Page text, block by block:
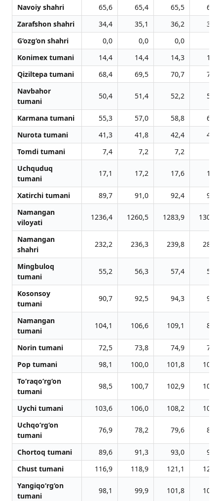
Navoiy shahri 65,6 65,4 65,5
65,9
Zarafshon shahri
34,4 35,1 36,2
37,3
G‘ozg‘on shahri
0,0 0,0 0,0
Konimex tumani
14,4 14,4 14,3
14,4
Qiziltepa tumani
68,4 69,5 70,7
71,9
Navbahor
tumani
50,4 51,4 52,2 53,1
Karmana tumani 55,3 57,0 58,8
60,5
Nurota tumani
41,3 41,8 42,4
42,8
Tomdi tumani
7,4 7,2 7,2
Uchquduq
tumani
17,1 17,2 17,6 18,0
Xatirchi tumani 89,7 91,0 92,4
93,8
Namangan
viloyati
1236,4 1260,5 1283,9 1307,5
Namangan
shahri
232,2 236,3 239,8 287,6
Mingbuloq
tumani
55,2 56,3 57,4 58,3
Kosonsoy
tumani
90,7 92,5 94,3 96,3
Namangan
tumani
104,1 106,6 109,1 81,9
Norin tumani 72,5 73,8 74,9
76,0
Pop tumani
98,1 100,0 101,8
103,5
To‘raqo‘rg‘on
tumani
98,5 100,7 102,9 105,1
Uychi tumani 103,6 106,0 108,2
100,0
Uchqo‘rg‘on
tumani
76,9 78,2 79,6 81,1
Chortoq tumani 89,6 91,3 93,0
93,7
Chust tumani
116,9 118,9 121,1
123,0
Yangiqo‘rg‘on
tumani
98,1 99,9 101,8 101,0